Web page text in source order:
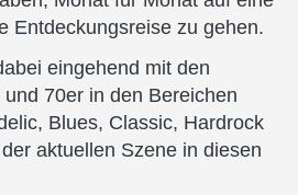
Entdeckungsreise zu gehen.
eingehend mit den
70er in den Bereichen
Blues, Classic, Hardrock
aktuellen Szene in diesen